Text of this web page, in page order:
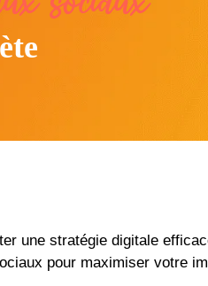
une stratégie digitale
pour maximiser votre